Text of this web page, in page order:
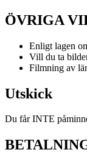
ÖVRIGA
Enligt lagen
Vill du ta
Filmning av
Utskick
Du får INTE